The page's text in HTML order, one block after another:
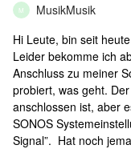
M
MusikMusik
Hi Leute, bin seit
Leider bekomme ich
Anschluss zu meiner
probiert, was geht.
anschlossen ist, aber
SONOS
Signal”. Hat noch